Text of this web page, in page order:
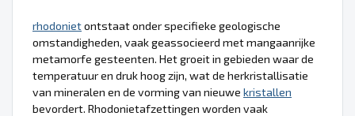
rhodonietontstaat onder specifieke geologische
omstandigheden, vaak geassocieerd met mangaanrijke
metamorfe gesteenten. Het groeit in gebieden waar de
temperatuur en druk hoog zijn, wat de herkristallisatie
van mineralen en de vorming van nieuwe kristallen
bevordert. Rhodonietafzettingen worden vaak